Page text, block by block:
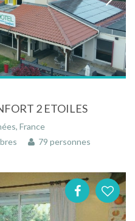
2 ETOILES
France
79 personnes